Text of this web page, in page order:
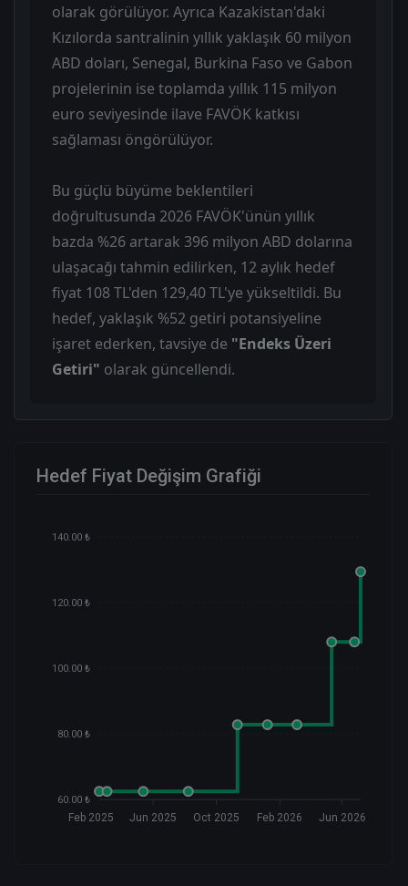
olarak görülüyor. Ayrıca Kazakistan'daki
Kızılorda santralinin yıllık yaklaşık 60 milyon
ABD doları, Senegal, Burkina Faso ve Gabon
projelerinin ise toplamda yıllık 115 milyon
euro seviyesinde ilave FAVÖK katkısı
sağlaması öngörülüyor.
Bu güçlü büyüme beklentileri
doğrultusunda 2026 FAVÖK'ünün yıllık
bazda %26 artarak 396 milyon ABD dolarına
ulaşacağı tahmin edilirken, 12 aylık hedef
fiyat 108 TL'den 129,40 TL'ye yükseltildi. Bu
hedef, yaklaşık %52 getiri potansiyeline
işaret ederken, tavsiye de "Endeks Üzeri
Getiri" olarak güncellendi.
Hedef Fiyat Değişim Grafiği
140.00 ₺
120.00 ₺
100.00 ₺
80.00 ₺
60.00 ₺
Feb 2025 Jun 2025 Oct 2025 Feb 2026 Jun 2026